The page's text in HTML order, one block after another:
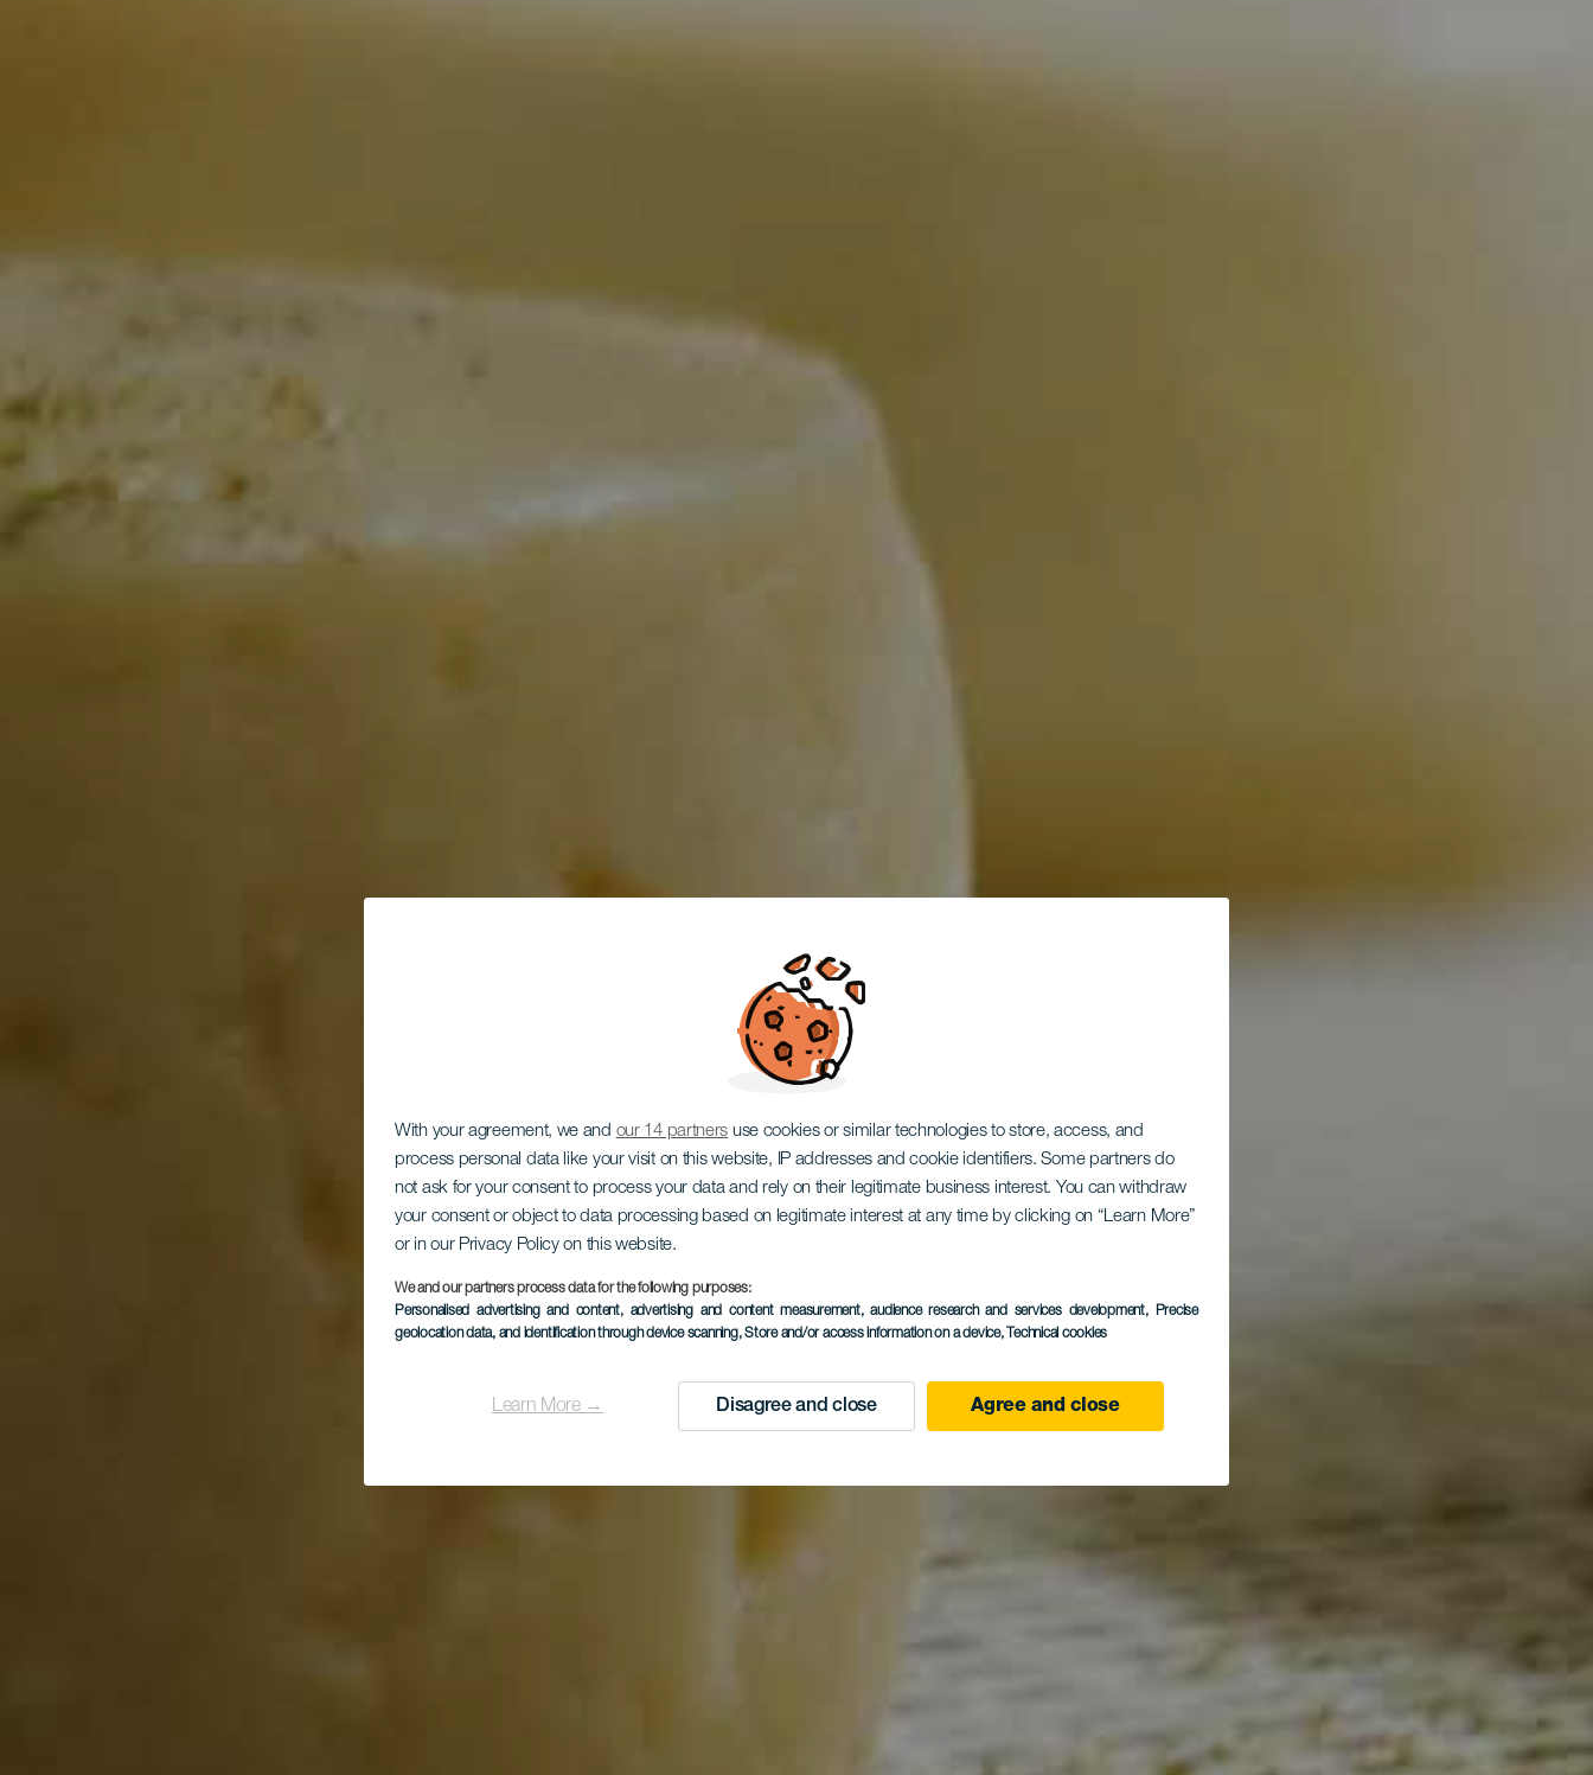
With your agreement, we and our 14 partners use cookies or similar technologies to store, access, and
process personal data like your visit on this website, IP addresses and cookie identifiers. Some partners do
not ask for your consent to process your data and rely on their legitimate business interest. You can withdraw
your consent or object to data processing based on legitimate interest at any time by clicking on “Learn More”
or in our Privacy Policy on this website.
We and our partners process data for the following purposes:
Personalised advertising and content, advertising and content measurement, audience research and services development, Precise
geolocation data, and identification through device scanning, Store and/or access information on a device, Technical cookies
Learn More → Disagree and close Agree and close